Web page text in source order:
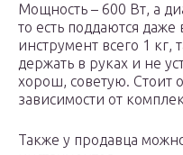
Мощность – 600 Вт, а
то есть поддаются
инструмент всего 1 кг,
держать в руках и не
хорош, советую. Стоит
зависимости от
Также у продавца